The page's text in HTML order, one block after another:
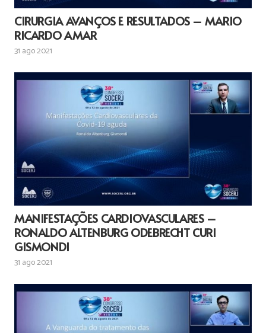
CIRURGIA AVANÇOS E RESULTADOS – MARIO
RICARDO AMAR
31 ago 2021
MANIFESTAÇÕES CARDIOVASCULARES –
RONALDO ALTENBURG ODEBRECHT CURI
GISMONDI
31 ago 2021